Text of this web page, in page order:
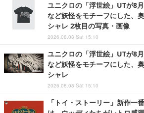
ユニクロの「浮世絵」UTが8
など妖怪をモチーフにした、
シャレ 2枚目の写真・画像
2026.08.08 Sat 15:10
ユニクロの「浮世絵」UTが8
など妖怪をモチーフにした、
シャレ
2026.08.08 Sat 15:10
「トイ・ストーリー」新作一